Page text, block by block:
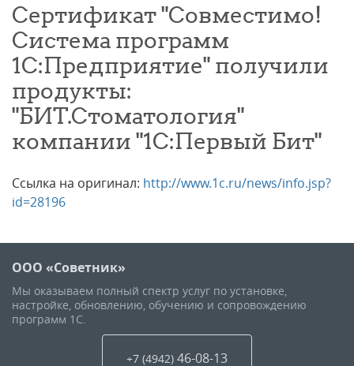
Сертификат "Совместимо!
Система программ
1С:Предприятие" получили
продукты:
"БИТ.Стоматология"
компании "1С:Первый Бит"
Ссылка на оригинал: http://www.1c.ru/news/info.jsp?
id=28196
ООО «Советник»
Мы оказываем полный спектр услуг по установке,
настройке, обновлению, обучению и сопровождению
программ 1С.
+7 (4942) 46-08-13